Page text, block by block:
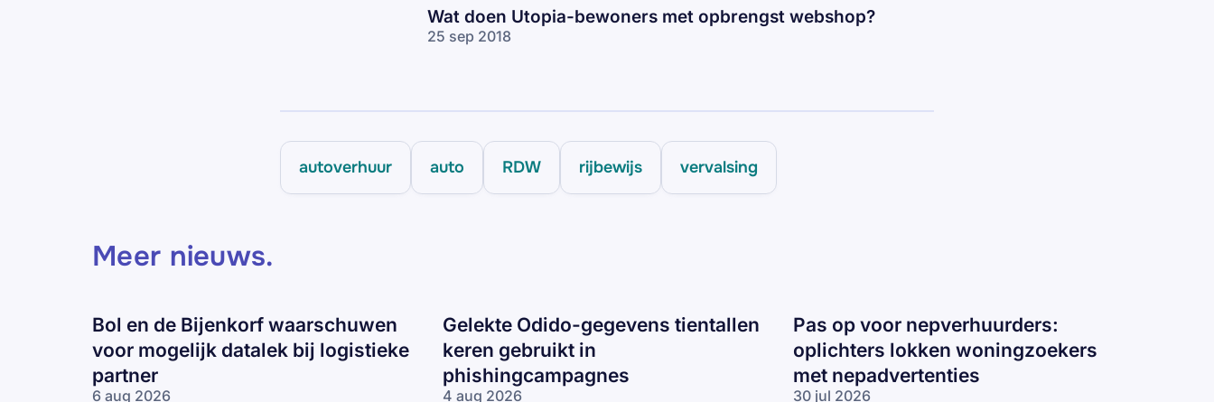
Wat doen Utopia-bewoners met opbrengst webshop?
25 sep 2018
autoverhuur auto RDW rijbewijs vervalsing
Meer nieuws.
Bol en de Bijenkorf waarschuwen
voor mogelijk datalek bij logistieke
partner
6 aug 2026
Gelekte Odido-gegevens tientallen
keren gebruikt in
phishingcampagnes
4 aug 2026
Pas op voor nepverhuurders:
oplichters lokken woningzoekers
met nepadvertenties
30 jul 2026